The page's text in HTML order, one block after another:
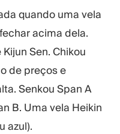
quando uma vela
acima dela.
Sen. Chikou
de preços e
Senkou Span A
B. Uma vela Heikin
azul).